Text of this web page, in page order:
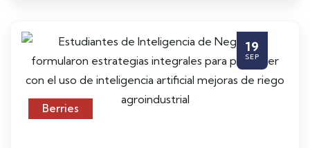
19
SEP
Berries